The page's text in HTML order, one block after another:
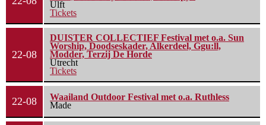
Ulft
Tickets
22-08
DUISTER COLLECTIEF Festival met o.a. Sun
Worship, Doodseskader, Alkerdeel, Ggu:ll,
Modder, Terzij De Horde
Utrecht
Tickets
22-08
Waailand Outdoor Festival met o.a. Ruthless
Made